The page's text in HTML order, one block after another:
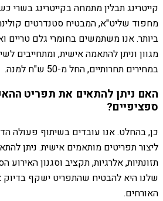
קייטרינג תבלין מתמחה בקייטרינג בשרי
מחפוד שליט"א, המבטיח סטנדרטים
ביותר. אנו משתמשים בחומרי גלם טריים
מגוון וניתן להתאמה אישית, ומתחייבים
במחירים תחרותיים, החל מ-50 ש"ח למנה.
האם ניתן להתאים את תפריט
ספציפיים?
כן, בהחלט. אנו עובדים בשיתוף פעולה
ליצור תפריטים מותאמים אישית. ניתן
תזונתיות, אלרגיות, תקציב וסגנון
שלנו היא להבטיח שהתפריט ישקף
האורחים.